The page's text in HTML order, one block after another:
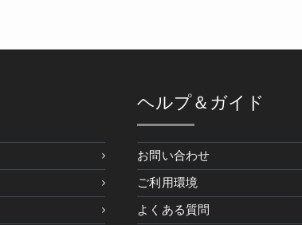
ヘルプ＆ガイド
お問い合わせ
ご利用環境
よくある質問